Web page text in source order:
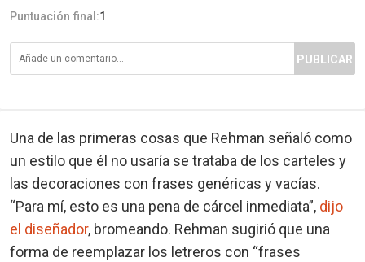
Puntuación final:1
PUBLICAR
Una de las primeras cosas que Rehman señaló como
un estilo que él no usaría se trataba de los carteles y
las decoraciones con frases genéricas y vacías.
“Para mí, esto es una pena de cárcel inmediata”, dijo
el diseñador, bromeando. Rehman sugirió que una
forma de reemplazar los letreros con “frases